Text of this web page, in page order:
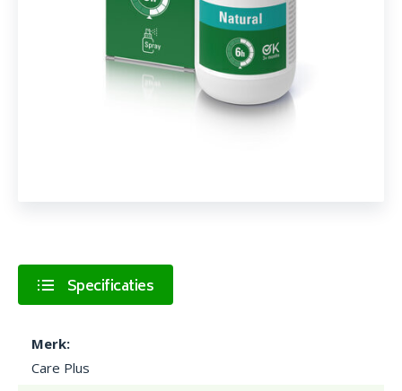
Specificaties
Merk:
Care Plus